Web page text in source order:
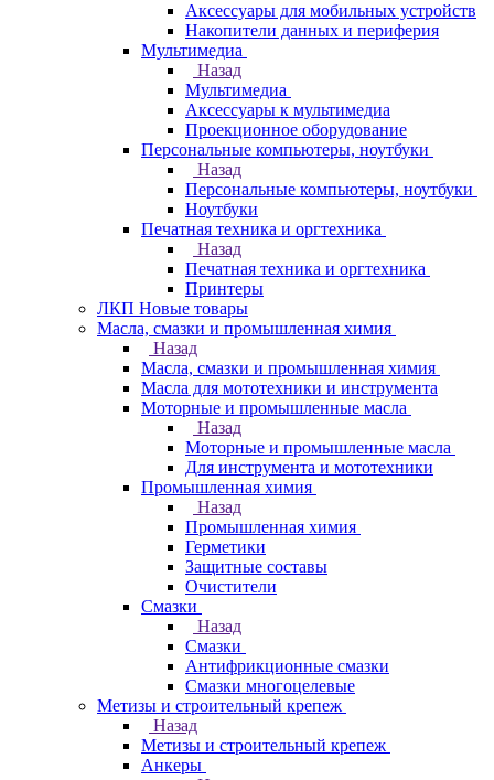
Аксессуары для мобильных устройств
Накопители данных и периферия
Мультимедиа
Назад
Мультимедиа
Аксессуары к мультимедиа
Проекционное оборудование
Персональные компьютеры, ноутбуки
Назад
Персональные компьютеры, ноутбуки
Ноутбуки
Печатная техника и оргтехника
Назад
Печатная техника и оргтехника
Принтеры
ЛКП Новые товары
Масла, смазки и промышленная химия
Назад
Масла, смазки и промышленная химия
Масла для мототехники и инструмента
Моторные и промышленные масла
Назад
Моторные и промышленные масла
Для инструмента и мототехники
Промышленная химия
Назад
Промышленная химия
Герметики
Защитные составы
Очистители
Смазки
Назад
Смазки
Антифрикционные смазки
Смазки многоцелевые
Метизы и строительный крепеж
Назад
Метизы и строительный крепеж
Анкеры